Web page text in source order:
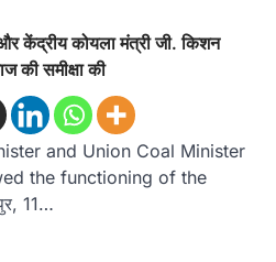
केंद्रीय कोयला मंत्री जी. किशन
की समीक्षा की
and Union Coal Minister
the functioning of the
11…